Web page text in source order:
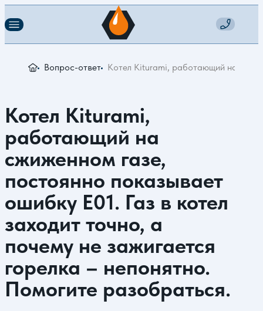
Вопрос-ответ Котел Kiturami, работающий на
Котел Kiturami,
работающий на
сжиженном газе,
постоянно показывает
ошибку Е01. Газ в котел
заходит точно, а
почему не зажигается
горелка – непонятно.
Помогите разобраться.